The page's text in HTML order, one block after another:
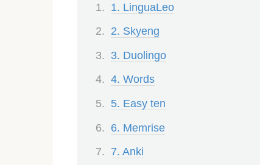
1. LinguaLeo
2. Skyeng
3. Duolingo
4. Words
5. Easy ten
6. Memrise
7. Anki